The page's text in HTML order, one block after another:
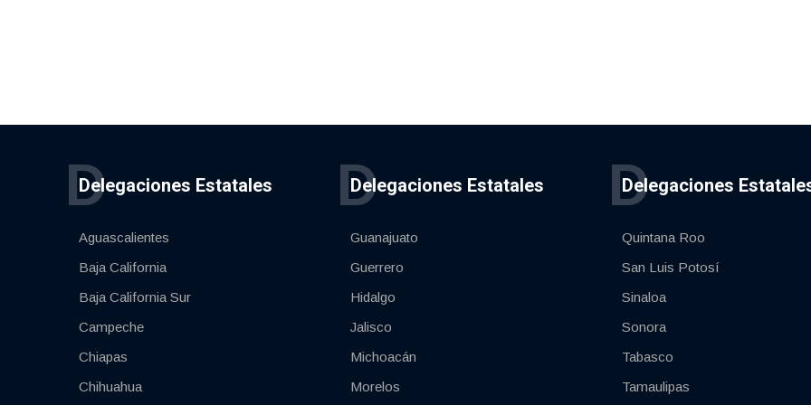
Delegaciones Estatales
D
Aguascalientes
Baja California
Baja California Sur
Campeche
Chiapas
Chihuahua
Delegaciones Estatales
D
Guanajuato
Guerrero
Hidalgo
Jalisco
Michoacán
Morelos
Delegaciones
D
Quintana Roo
San Luis Potosí
Sinaloa
Sonora
Tabasco
Tamaulipas